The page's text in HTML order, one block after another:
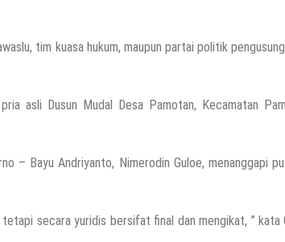
tim kuasa hukum, maupun partai politik
asli Dusun Mudal Desa Pamotan, Kecamatan
– Bayu Andriyanto, Nimerodin Guloe, menanggapi
secara yuridis bersifat final dan mengikat, ” kata